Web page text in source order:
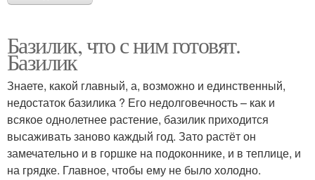
Базилик, что с ним готовят.
Базилик
Знаете, какой главный, а, возможно и единственный,
недостаток базилика ? Его недолговечность – как и
всякое однолетнее растение, базилик приходится
высаживать заново каждый год. Зато растёт он
замечательно и в горшке на подоконнике, и в теплице, и
на грядке. Главное, чтобы ему не было холодно.